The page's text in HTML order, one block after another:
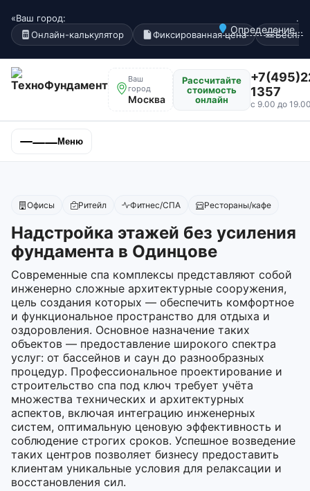
«Ваш город:
Определение...
.
Онлайн-калькулятор
Фиксированная цена
Ваш
город
Москва
Рассчитайте
стоимость
онлайн
1357
с 9.00 до
Меню
Офисы Ритейл Фитнес/СПА Рестораны/кафе
Надстройка этажей без усиления
фундамента в Одинцове
Современные спа комплексы представляют собой
инженерно сложные архитектурные сооружения,
цель создания которых — обеспечить комфортное
и функциональное пространство для отдыха и
оздоровления. Основное назначение таких
объектов — предоставление широкого спектра
услуг: от бассейнов и саун до разнообразных
процедур. Профессиональное проектирование и
строительство спа под ключ требует учёта
множества технических и архитектурных
аспектов, включая интеграцию инженерных
систем, оптимальную ценовую эффективность и
соблюдение строгих сроков. Успешное возведение
таких центров позволяет бизнесу предоставить
клиентам уникальные условия для релаксации и
восстановления сил.